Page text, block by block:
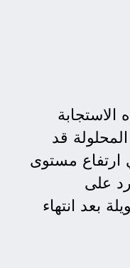
قد
ارتفاع مستوى
على
بعد انتهاء